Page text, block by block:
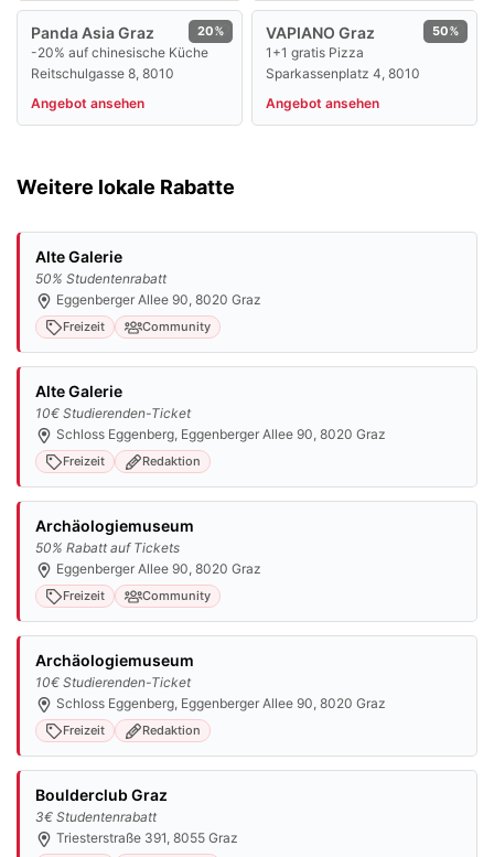
20%
Panda Asia Graz
-20% auf chinesische Küche
Reitschulgasse 8, 8010
Angebot ansehen
50%
VAPIANO Graz
1+1 gratis Pizza
Sparkassenplatz 4, 8010
Angebot ansehen
Weitere lokale Rabatte
Alte Galerie
50% Studentenrabatt
Eggenberger Allee 90, 8020 Graz
Freizeit Community
Alte Galerie
10€ Studierenden-Ticket
Schloss Eggenberg, Eggenberger Allee 90, 8020 Graz
Freizeit Redaktion
Archäologiemuseum
50% Rabatt auf Tickets
Eggenberger Allee 90, 8020 Graz
Freizeit Community
Archäologiemuseum
10€ Studierenden-Ticket
Schloss Eggenberg, Eggenberger Allee 90, 8020 Graz
Freizeit Redaktion
Boulderclub Graz
3€ Studentenrabatt
Triesterstraße 391, 8055 Graz